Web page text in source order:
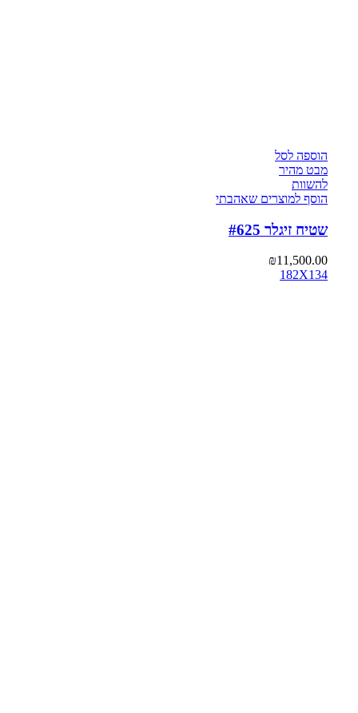
הוספה לסל
מבט מהיר
להשוות
הוסף למוצרים שאהבתי
שטיח זיגלר #625
₪11,500.00
182X134